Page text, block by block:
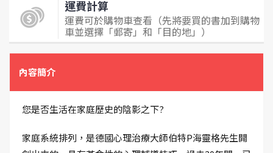
運費計算
運費可於購物車查看（先將要買的書加到購物
車並選擇「郵寄」和「目的地」）
內容簡介
您是否生活在家庭歷史的陰影之下?
家庭系統排列，是德國心理治療大師伯特P海靈格先生開